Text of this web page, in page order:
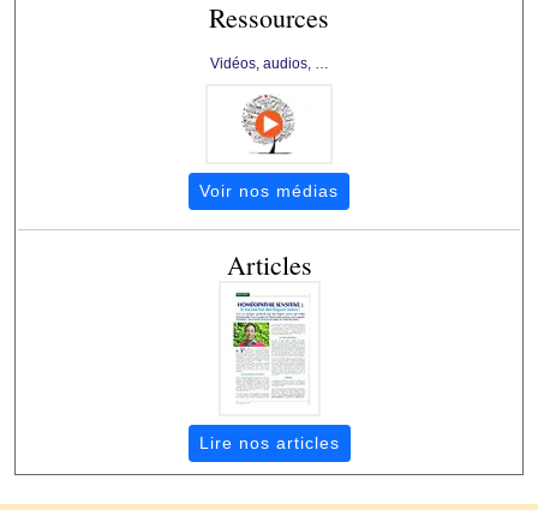
Ressources
Vidéos, audios, …
Voir nos médias
Articles
Lire nos articles